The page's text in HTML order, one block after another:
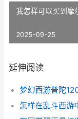
我怎样可以买到摩
2025-09-25
延伸阅读
怎样在乱斗西游